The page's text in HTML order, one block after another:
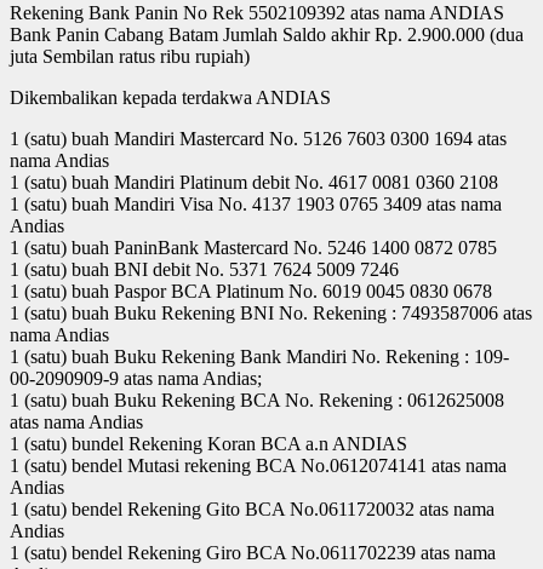
Rekening Bank Panin No Rek 5502109392 atas nama ANDIAS
Bank Panin Cabang Batam Jumlah Saldo akhir Rp. 2.900.000 (dua
juta Sembilan ratus ribu rupiah)
Dikembalikan kepada terdakwa ANDIAS
1 (satu) buah Mandiri Mastercard No. 5126 7603 0300 1694 atas
nama Andias
1 (satu) buah Mandiri Platinum debit No. 4617 0081 0360 2108
1 (satu) buah Mandiri Visa No. 4137 1903 0765 3409 atas nama
Andias
1 (satu) buah PaninBank Mastercard No. 5246 1400 0872 0785
1 (satu) buah BNI debit No. 5371 7624 5009 7246
1 (satu) buah Paspor BCA Platinum No. 6019 0045 0830 0678
1 (satu) buah Buku Rekening BNI No. Rekening : 7493587006 atas
nama Andias
1 (satu) buah Buku Rekening Bank Mandiri No. Rekening : 109-
00-2090909-9 atas nama Andias;
1 (satu) buah Buku Rekening BCA No. Rekening : 0612625008
atas nama Andias
1 (satu) bundel Rekening Koran BCA a.n ANDIAS
1 (satu) bendel Mutasi rekening BCA No.0612074141 atas nama
Andias
1 (satu) bendel Rekening Gito BCA No.0611720032 atas nama
Andias
1 (satu) bendel Rekening Giro BCA No.0611702239 atas nama